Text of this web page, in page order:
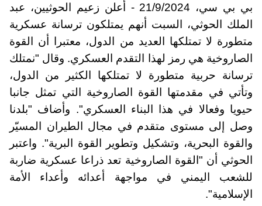
بي بي سي، 21/9/2024 - أعلن زعيم الحوثيين، عبد
الملك الحوثي، السبت أنهم يمتلكون ترسانة عسكرية
متطورة لا تمتلكها العديد من الدول، معتبرا أن القوة
الصاروخية هي رمز لهذا التقدم العسكري. وقال "نمتلك
ترسانة حربية متطورة لا تمتلكها الكثير من الدول،
وتأتي في مقدمتها القوة الصاروخية التي تمثل جانبا
حيويا وفعالا في هذا البناء العسكري". وأضاف "بلدنا
وصل إلى مستوى متقدم في مجال الطيران المسيّر
والقوة البحرية، وتشكيل وتطوير القوة البرية". واعتبر
الحوثي أن "القوة الصاروخية تعد ذراعا عسكرية ضاربة
للشعب اليمني في مواجهة أعدائه وأعداء الأمة
الإسلامية".